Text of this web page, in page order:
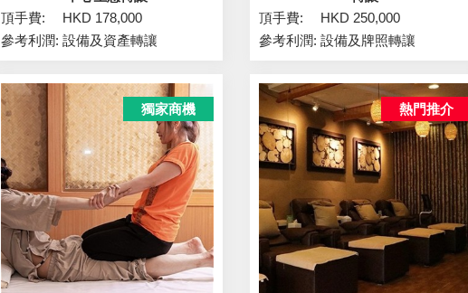
頂手費:
HKD 178,000
參考利潤: 設備及資產轉讓
頂手費:
HKD 250,000
參考利潤: 設備及牌照轉讓
獨家商機 熱門推介